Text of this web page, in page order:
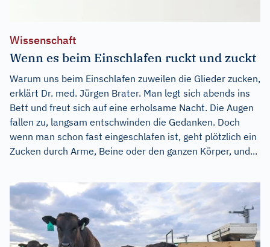
Wissenschaft
Wenn es beim Einschlafen ruckt und zuckt
Warum uns beim Einschlafen zuweilen die Glieder zucken,
erklärt Dr. med. Jürgen Brater. Man legt sich abends ins
Bett und freut sich auf eine erholsame Nacht. Die Augen
fallen zu, langsam entschwinden die Gedanken. Doch
wenn man schon fast eingeschlafen ist, geht plötzlich ein
Zucken durch Arme, Beine oder den ganzen Körper, und...